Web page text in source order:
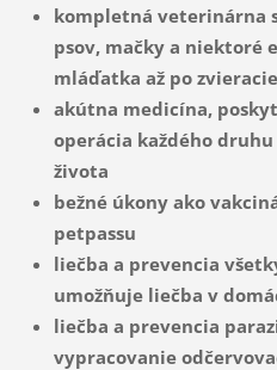
kompletná veterinárna
psov, mačky a niektoré
mláďatka až po
akútna medicína,
operácia každého
života
bežné úkony ako
petpassu
liečba a prevencia
umožňuje liečba v
liečba a prevencia
vypracovanie